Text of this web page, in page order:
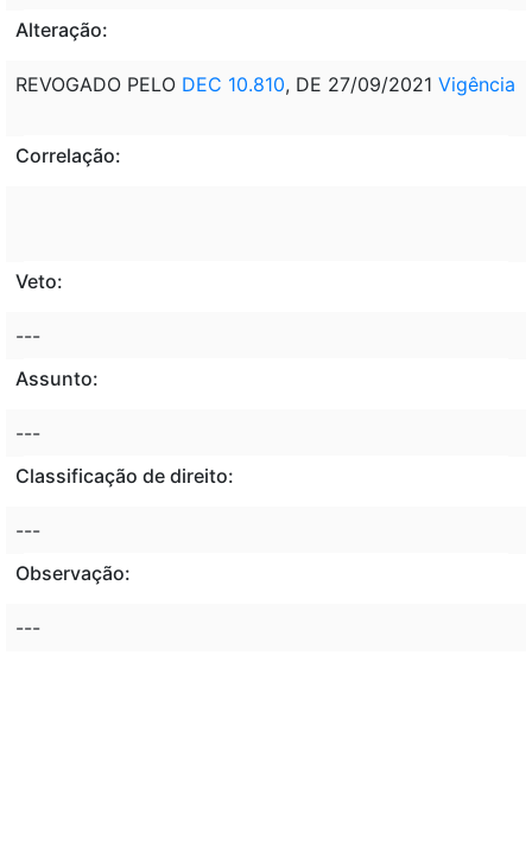
Alteração:
REVOGADO PELO DEC 10.810, DE 27/09/2021 Vigência
Correlação:
Veto:
---
Assunto:
---
Classificação de direito:
---
Observação:
---